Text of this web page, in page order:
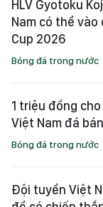
HLV Gyotoku
Nam có thể vào
Cup 2026
Bóng đá trong nước
1 triệu đồng
Việt Nam đá
Bóng đá trong nước
Đội tuyển Việt